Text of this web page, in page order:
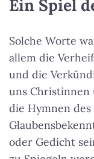
Ein Spiel
Solche Worte
allem die
und die
uns Christinnen
die Hymnen des
oder Gedicht